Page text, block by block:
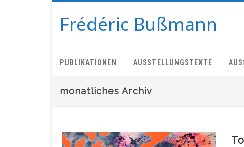
Frédéric Bußmann
PUBLIKATIONEN AUSSTELLUNGSTEXTE
monatliches Archiv